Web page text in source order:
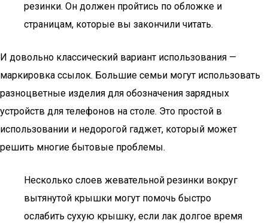
резинки. Он должен пройтись по обложке и
страницам, которые вы закончили читать.
И довольно классический вариант использования —
маркировка ссылок. Большие семьи могут использовать
разноцветные изделия для обозначения зарядных
устройств для телефонов на столе. Это простой в
использовании и недорогой гаджет, который может
решить многие бытовые проблемы.
Несколько слоев жевательной резинки вокруг
вытянутой крышки могут помочь быстро
ослабить сухую крышку, если лак долгое время